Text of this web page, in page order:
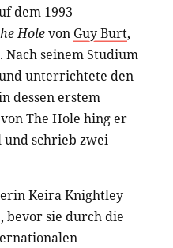
dem 1993
Holevon Guy Burt,
Nach seinem Studium
unterrichtete den
dessen erstem
The Hole hing er
und schrieb zwei
Keira Knightley
bevor sie durch die